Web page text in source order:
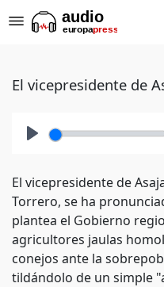
El vicepresidente de
El vicepresidente de
Torrero, se ha
plantea el Gobierno
agricultores jaulas
conejos ante la
tildándolo de un simple